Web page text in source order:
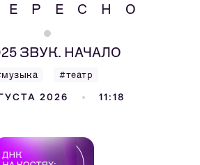
ЗВУК. НАЧАЛО
#театр
2026 11:18